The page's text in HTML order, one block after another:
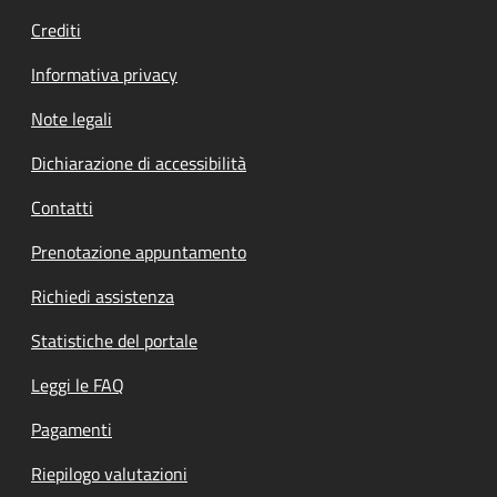
Crediti
Informativa privacy
Note legali
Dichiarazione di accessibilità
Contatti
Prenotazione appuntamento
Richiedi assistenza
Statistiche del portale
Leggi le FAQ
Pagamenti
Riepilogo valutazioni